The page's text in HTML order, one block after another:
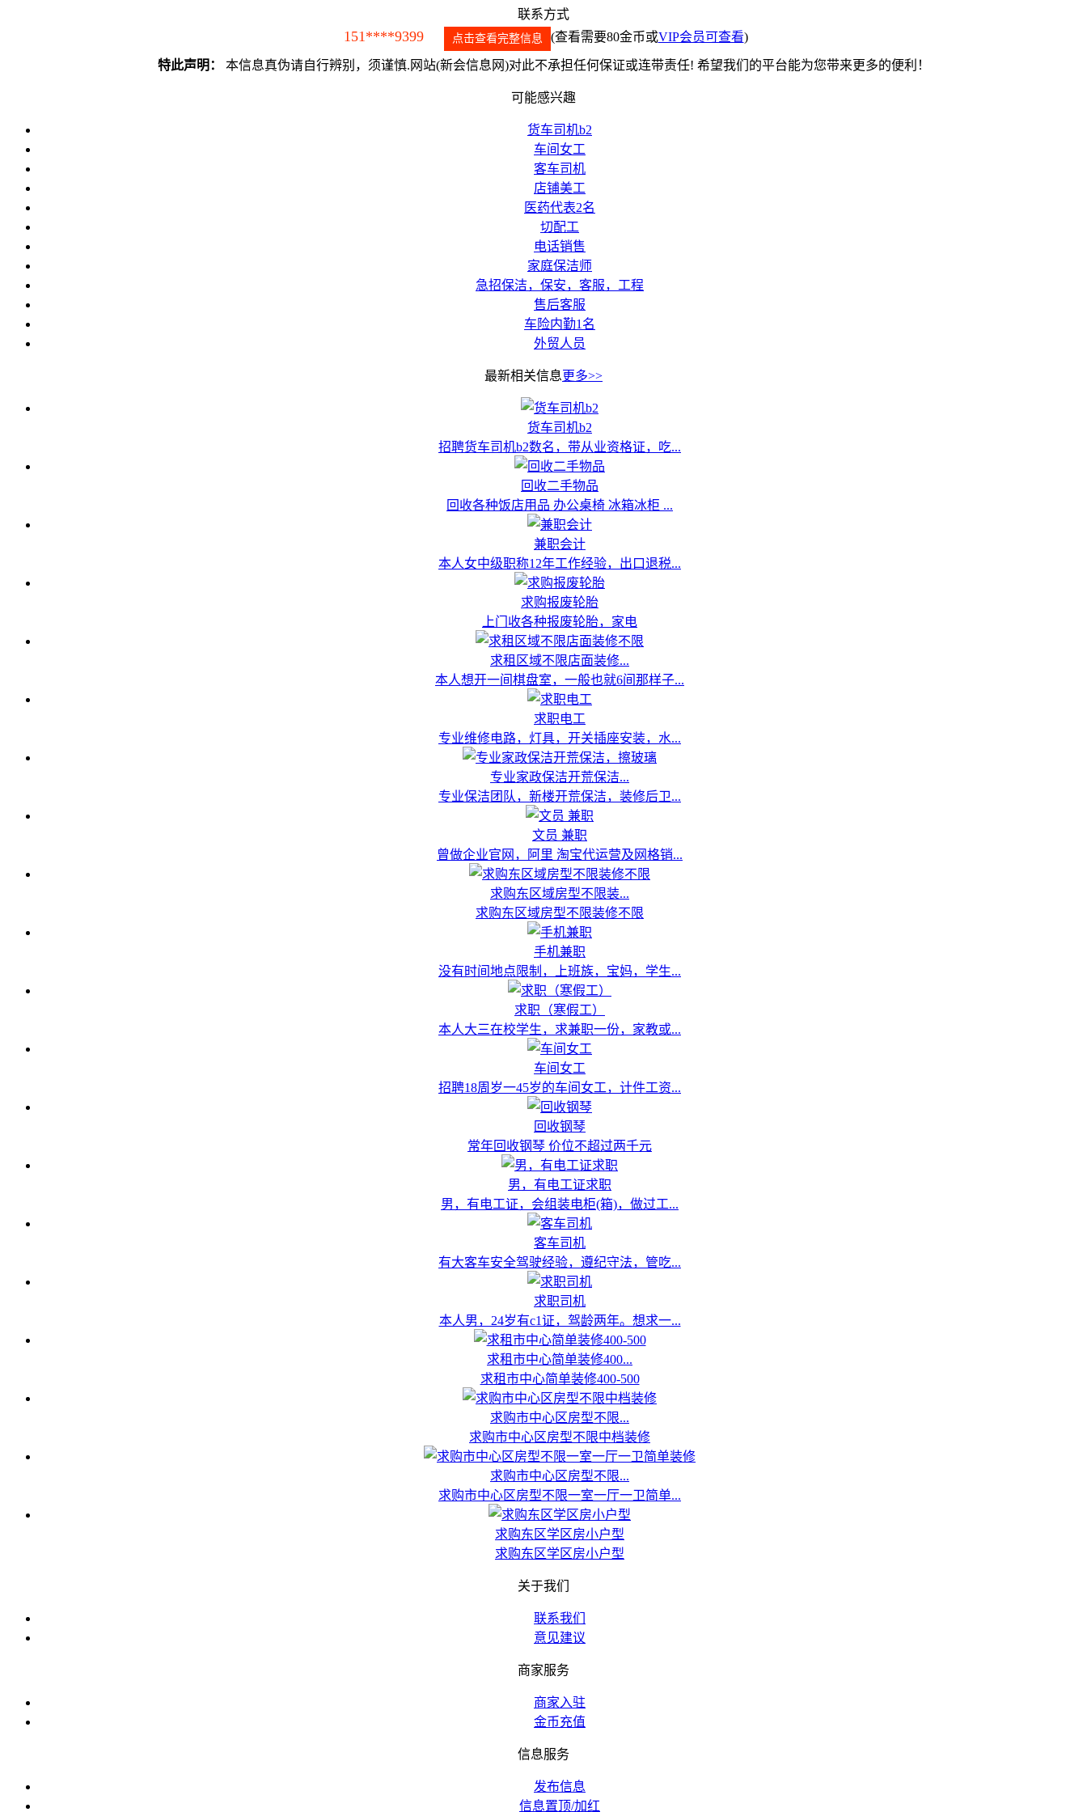
联系方式
151****9399 点击查看完整信息 (查看需要80金币或VIP会员可查看)
特此声明： 本信息真伪请自行辨别，须谨慎.网站(新会信息网)对此不承担任何保证或连带责任! 希望我们的平台能为您带来更多的便利！
可能感兴趣
货车司机b2
车间女工
客车司机
店铺美工
医药代表2名
切配工
电话销售
家庭保洁师
急招保洁，保安，客服，工程
售后客服
车险内勤1名
外贸人员
最新相关信息更多>>
货车司机b2
招聘货车司机b2数名，带从业资格证，吃...
回收二手物品
回收各种饭店用品 办公桌椅 冰箱冰柜 ...
兼职会计
本人女中级职称12年工作经验，出口退税...
求购报废轮胎
上门收各种报废轮胎，家电
求租区域不限店面装修...
本人想开一间棋盘室，一般也就6间那样子...
求职电工
专业维修电路，灯具，开关插座安装，水...
专业家政保洁开荒保洁...
专业保洁团队，新楼开荒保洁，装修后卫...
文员 兼职
曾做企业官网，阿里 淘宝代运营及网格销...
求购东区域房型不限装...
求购东区域房型不限装修不限
手机兼职
没有时间地点限制，上班族，宝妈，学生...
求职（寒假工）
本人大三在校学生，求兼职一份，家教或...
车间女工
招聘18周岁一45岁的车间女工，计件工资...
回收钢琴
常年回收钢琴 价位不超过两千元
男，有电工证求职
男，有电工证，会组装电柜(箱)，做过工...
客车司机
有大客车安全驾驶经验，遵纪守法，管吃...
求职司机
本人男，24岁有c1证，驾龄两年。想求一...
求租市中心简单装修400...
求租市中心简单装修400-500
求购市中心区房型不限...
求购市中心区房型不限中档装修
求购市中心区房型不限...
求购市中心区房型不限一室一厅一卫简单...
求购东区学区房小户型
求购东区学区房小户型
关于我们
联系我们
意见建议
商家服务
商家入驻
金币充值
信息服务
发布信息
信息置顶/加红